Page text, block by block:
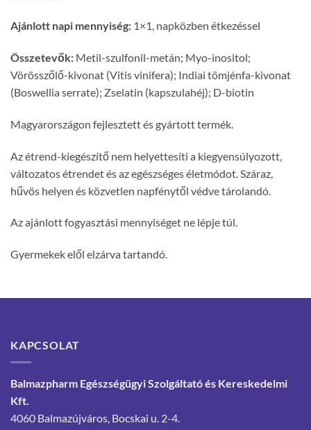
Ajánlott napi mennyiség: 1×1, napközben étkezéssel
Összetevők: Metil-szulfonil-metán; Myo-inositol;
Vörösszőlő-kivonat (Vitis vinifera); Indiai tömjénfa-kivonat
(Boswellia serrate); Zselatin (kapszulahéj); D-biotin
Magyarországon fejlesztett és gyártott termék.
Az étrend-kiegészítő nem helyettesíti a kiegyensúlyozott,
változatos étrendet és az egészséges életmódot. Száraz,
hűvös helyen és közvetlen napfénytől védve tárolandó.
Az ajánlott fogyasztási mennyiséget ne lépje túl.
Gyermekek elől elzárva tartandó.
KAPCSOLAT
Balmazpharm Egészségügyi Szolgáltató és Kereskedelmi
Kft.
4060 Balmazújváros, Bocskai u. 2-4.